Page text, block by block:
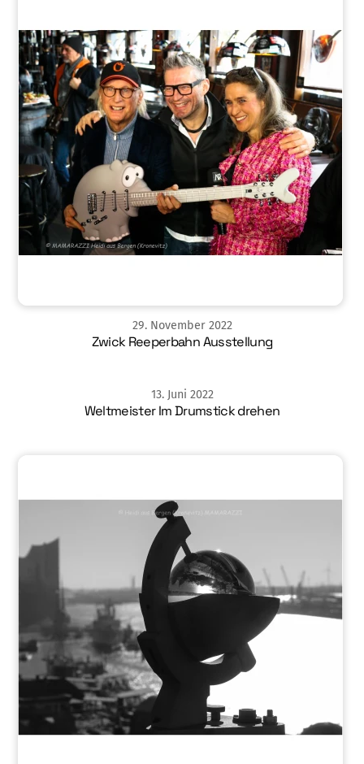
29. November 2022
Zwick Reeperbahn Ausstellung
13. Juni 2022
Weltmeister Im Drumstick drehen